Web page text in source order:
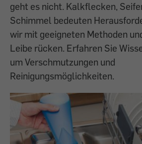
geht es nicht. Kalkflecken,
Schimmel bedeuten
wir mit geeigneten Methoden
Leibe rücken. Erfahren Sie
um Verschmutzungen und
Reinigungsmöglichkeiten.